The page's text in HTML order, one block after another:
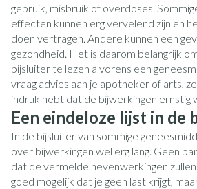
gebruik, misbruik of overdoses.
effecten kunnen erg vervelend zijn en
doen vertragen. Andere kunnen een
gezondheid. Het is daarom belangrijk
bijsluiter te lezen alvorens een
vraag advies aan je apotheker of arts,
indruk hebt dat de bijwerkingen ernstig
Een eindeloze lijst in de
In de bijsluiter van sommige
over bijwerkingen wel erg lang. Geen
dat de vermelde nevenwerkingen
goed mogelijk dat je geen last krijgt,